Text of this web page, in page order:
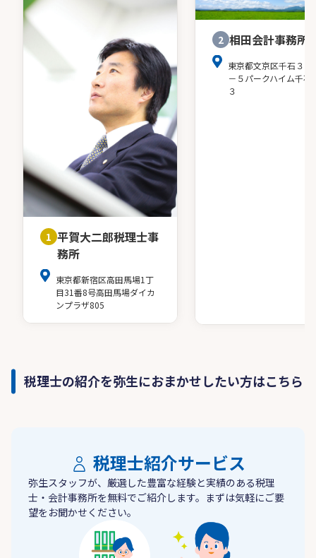
1 平賀大二郎税理士事
務所
東京都新宿区高田馬場1丁
目31番8号高田馬場ダイカ
ンプラザ805
2 相田会計事務所
東京都文京区千石３－
－５パークハイム千石
３
税理士の紹介を弥生におまかせしたい方はこちら
税理士紹介サービス
弥生スタッフが、厳選した豊富な経験と実績のある税理
士・会計事務所を無料でご紹介します。まずは気軽にご要
望をお聞かせください。